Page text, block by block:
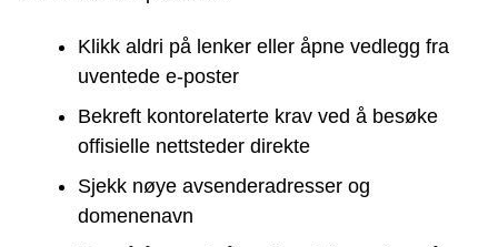
Klikk aldri på lenker eller åpne vedlegg fra
uventede e-poster
Bekreft kontorelaterte krav ved å besøke
offisielle nettsteder direkte
Sjekk nøye avsenderadresser og
domenenavn